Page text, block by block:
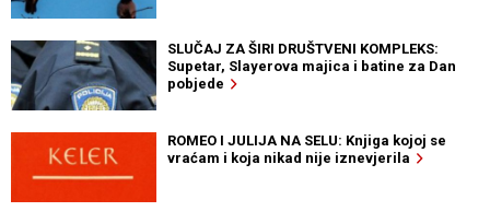
SLUČAJ ZA ŠIRI DRUŠTVENI KOMPLEKS:
Supetar, Slayerova majica i batine za Dan
pobjede
ROMEO I JULIJA NA SELU: Knjiga kojoj se
vraćam i koja nikad nije iznevjerila